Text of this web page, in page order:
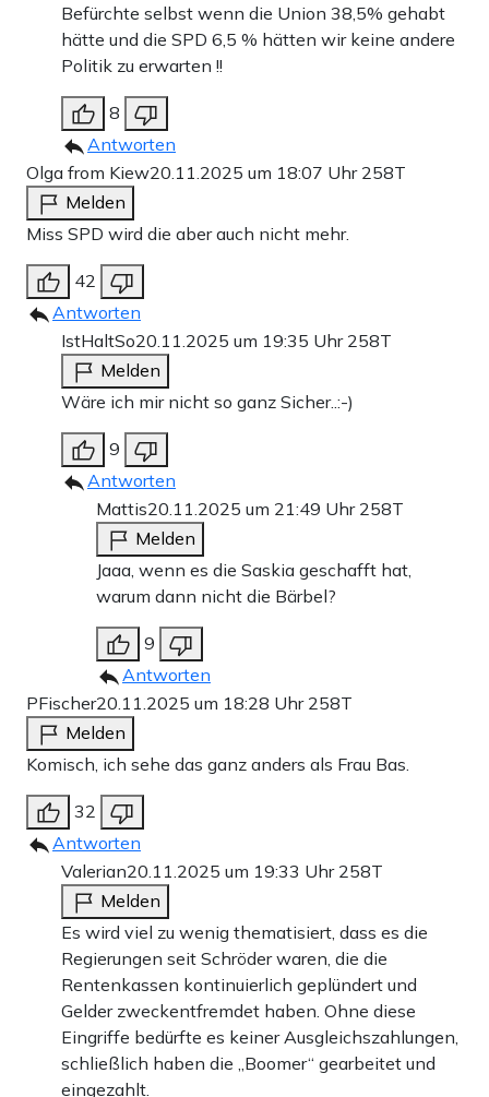
Befürchte selbst wenn die Union 38,5% gehabt
hätte und die SPD 6,5 % hätten wir keine andere
Politik zu erwarten !!
8
Antworten
Olga from Kiew20.11.2025 um 18:07 Uhr 258T
Melden
Miss SPD wird die aber auch nicht mehr.
42
Antworten
IstHaltSo20.11.2025 um 19:35 Uhr 258T
Melden
Wäre ich mir nicht so ganz Sicher..:-)
9
Antworten
Mattis20.11.2025 um 21:49 Uhr 258T
Melden
Jaaa, wenn es die Saskia geschafft hat,
warum dann nicht die Bärbel?
9
Antworten
PFischer20.11.2025 um 18:28 Uhr 258T
Melden
Komisch, ich sehe das ganz anders als Frau Bas.
32
Antworten
Valerian20.11.2025 um 19:33 Uhr 258T
Melden
Es wird viel zu wenig thematisiert, dass es die
Regierungen seit Schröder waren, die die
Rentenkassen kontinuierlich geplündert und
Gelder zweckentfremdet haben. Ohne diese
Eingriffe bedürfte es keiner Ausgleichszahlungen,
schließlich haben die „Boomer“ gearbeitet und
eingezahlt.